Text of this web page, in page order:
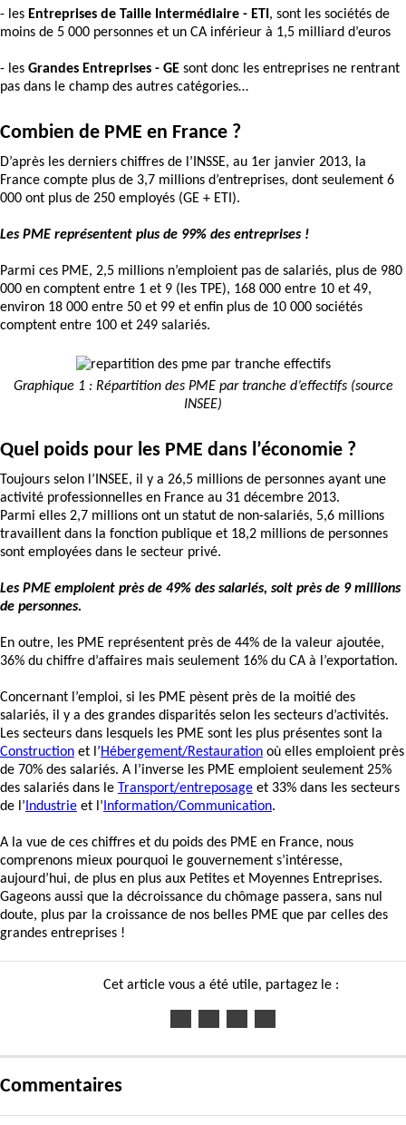
- les Entreprises de Taille Intermédiaire - ETI , sont les sociétés de
moins de 5 000 personnes et un CA inférieur à 1,5 milliard d’euros
- les Grandes Entreprises - GE sont donc les entreprises ne rentrant
pas dans le champ des autres catégories…
Combien de PME en France ?
D’après les derniers chiffres de l’INSSE, au 1er janvier 2013, la
France compte plus de 3,7 millions d’entreprises, dont seulement 6
000 ont plus de 250 employés (GE + ETI).
Les PME représentent plus de 99% des entreprises !
Parmi ces PME, 2,5 millions n’emploient pas de salariés, plus de 980
000 en comptent entre 1 et 9 (les TPE), 168 000 entre 10 et 49,
environ 18 000 entre 50 et 99 et enfin plus de 10 000 sociétés
comptent entre 100 et 249 salariés.
Graphique 1 : Répartition des PME par tranche d’effectifs (source
INSEE)
Quel poids pour les PME dans l’économie ?
Toujours selon l’INSEE, il y a 26,5 millions de personnes ayant une
activité professionnelles en France au 31 décembre 2013.
Parmi elles 2,7 millions ont un statut de non-salariés, 5,6 millions
travaillent dans la fonction publique et 18,2 millions de personnes
sont employées dans le secteur privé.
Les PME emploient près de 49% des salariés, soit près de 9 millions
de personnes.
En outre, les PME représentent près de 44% de la valeur ajoutée,
36% du chiffre d’affaires mais seulement 16% du CA à l’exportation.
Concernant l’emploi, si les PME pèsent près de la moitié des
salariés, il y a des grandes disparités selon les secteurs d’activités.
Les secteurs dans lesquels les PME sont les plus présentes sont la
Construction et l’Hébergement/Restauration où elles emploient près
de 70% des salariés. A l’inverse les PME emploient seulement 25%
des salariés dans le Transport/entreposage et 33% dans les secteurs
de l’Industrie et l’Information/Communication.
A la vue de ces chiffres et du poids des PME en France, nous
comprenons mieux pourquoi le gouvernement s’intéresse,
aujourd’hui, de plus en plus aux Petites et Moyennes Entreprises.
Gageons aussi que la décroissance du chômage passera, sans nul
doute, plus par la croissance de nos belles PME que par celles des
grandes entreprises !
Cet article vous a été utile, partagez le :
Commentaires